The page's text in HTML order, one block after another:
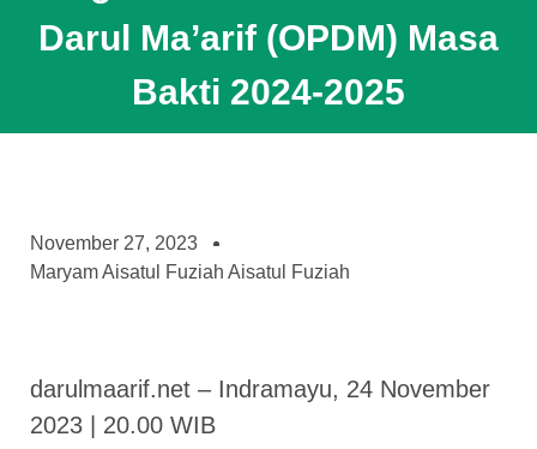
Darul Ma’arif (OPDM) Masa
Bakti 2024-2025
November 27, 2023
Maryam Aisatul Fuziah Aisatul Fuziah
darulmaarif.net – Indramayu, 24 November
2023 | 20.00 WIB